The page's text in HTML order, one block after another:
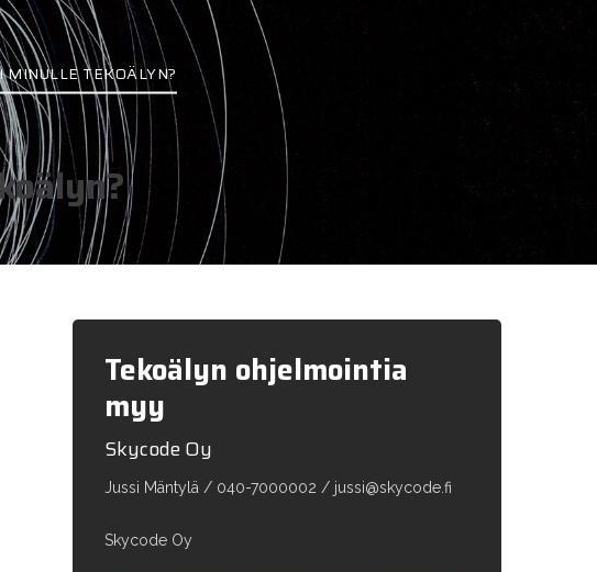
MINULLE TEKOÄLYN?
Tekoälyn ohjelmointia
myy
Skycode Oy
Jussi Mäntylä / 040-7000002 / jussi@skycode.fi
Skycode Oy